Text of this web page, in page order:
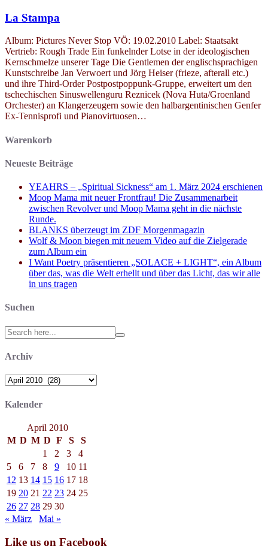
La Stampa
Album: Pictures Never Stop VÖ: 19.02.2010 Label: Staatsakt
Vertrieb: Rough Trade Ein funkelnder Lotse in der ideologischen
Kernschmelze unserer Tage Die Gentlemen der englischsprachigen
Kunstschreibe Jan Verwoert und Jörg Heiser (frieze, afterall etc.)
und ihre Third-Order Postpostpoppunk-Gruppe, erweitert um den
tschechischen Sinuswellenguru Reznicek (Nova Huta/Groenland
Orchester) an Klangerzeugern sowie den halbargentinischen Genfer
Ex-Tennisprofi und Pianovirtuosen…
Warenkorb
Neueste Beiträge
YEAHRS – „Spiritual Sickness“ am 1. März 2024 erschienen
Moop Mama mit neuer Frontfrau! Die Zusammenarbeit
zwischen Revolver und Moop Mama geht in die nächste
Runde.
BLANKS überzeugt im ZDF Morgenmagazin
Wolf & Moon biegen mit neuem Video auf die Zielgerade
zum Album ein
I Want Poetry präsentieren „SOLACE + LIGHT“, ein Album
über das, was die Welt erhellt und über das Licht, das wir alle
in uns tragen
Suchen
Search
for:
Archiv
Archiv
Kalender
April 2010
M D M D F S
S
1
2 3
4
5
6 7 8 9 10 11
12 13 14 15 16 17 18
19 20 21 22 23 24 25
26 27 28 29 30
« März
Mai »
Like us on Facebook